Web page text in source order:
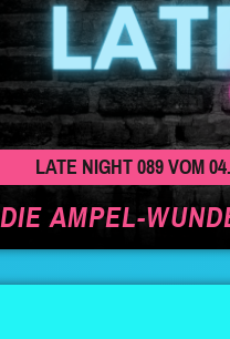
LATE NIGHT 089 VOM
DIE AMPEL-